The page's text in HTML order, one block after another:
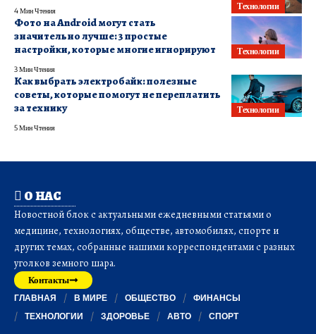
Технологии
4 Мин Чтения
Технологии
Фото на Android могут стать
значительно лучше: 3 простые
настройки, которые многие игнорируют
3 Мин Чтения
Технологии
Как выбрать электробайк: полезные
советы, которые помогут не переплатить
за технику
5 Мин Чтения
О НАС
Новостной блок с актуальными ежедневными статьями о
медицине, технологиях, обществе, автомобилях, спорте и
других темах, собранные нашими корреспондентами с разных
уголков земного шара.
Контакты
ГЛАВНАЯ В МИРЕ ОБЩЕСТВО
ФИНАНСЫ
ТЕХНОЛОГИИ
ЗДОРОВЬЕ АВТО СПОРТ